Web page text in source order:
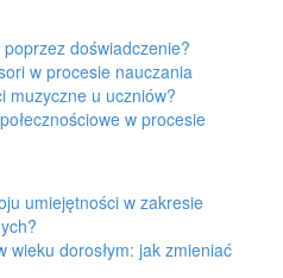
doświadczenie?
w procesie nauczania
muzyczne u uczniów?
w procesie
umiejętności w zakresie
wieku dorosłym: jak zmieniać